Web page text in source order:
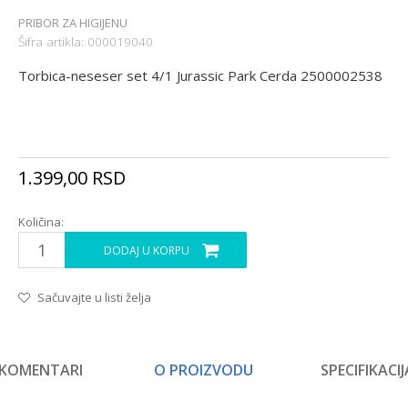
PRIBOR ZA HIGIJENU
Šifra artikla: 000019040
Torbica-neseser set 4/1 Jurassic Park Cerda 2500002538
1.399,00 RSD
Količina:
DODAJ U KORPU
Sačuvajte u listi želja
O PROIZVODU